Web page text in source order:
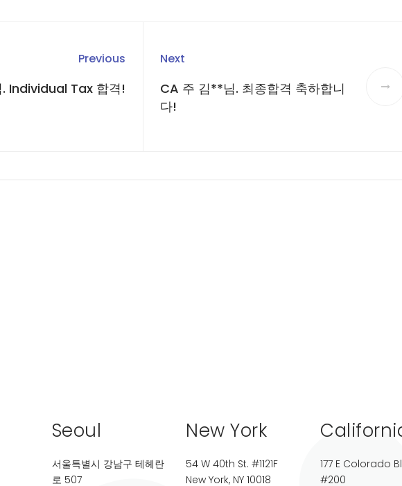
Previous
Individual Tax 합격!
Next
CA 주 김**님. 최종합격 축하합니
다!
Seoul
서울특별시 강남구 테헤란
로 507
New York
54 W 40th St. #1121F
New York, NY 10018
177 E Colorado
#200